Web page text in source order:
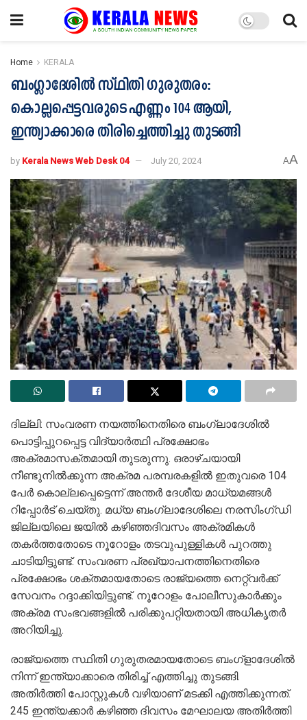
Home KERALA
ബംഗ്ലാദേശിൽ സ്ഥിതി ഗുരുതരം:
കൊല്ലപ്പെട്ടവരുടെ എണ്ണം 104 ആയി,
ഇന്ത്യാക്കാരെ തിരിച്ചെത്തിച്ചു തുടങ്ങി
by Kerala News Web Desk 04 July 20, 2024 AA
ദില്ലി: സംവരണ നയത്തിനെതിരെ ബംഗ്ലാദേശിൽ
പൊട്ടിപ്പുറപ്പെട്ട വിദ്യാര്‍ത്ഥി പ്രക്ഷോഭം
അക്രമാസക്തമായി തുടരുന്നു. ഒരാഴ്ചയായി
നീണ്ടുനിൽക്കുന്ന അക്രമ പരമ്പരകളിൽ ഇതുവരെ 104
പേർ കൊല്ലപ്പെട്ടെന്ന് അന്തർ ദേശീയ മാധ്യമങ്ങൾ
റിപ്പോർട് ചെയ്തു. മധ്യ ബംഗ്ലാദേശിലെ നരസിംഗ്ഡി
ജില്ലയിലെ ജയിൽ കഴിഞ്ഞദിവസം അക്രമികൾ
തകർത്തതോടെ നൂറോളം തടവുപുള്ളികൾ പുറത്തു
ചാടിയിട്ടുണ്ട്. സംവരണ പ്രഖ്യാപനത്തിനെതിരെ
പ്രക്ഷോഭം ശക്തമായതോടെ രാജ്യത്തെ നെറ്റ്‌വർക്ക്
സേവനം റദ്ദാക്കിയിട്ടുണ്ട്. നൂറോളം പോലീസുകാർക്കും
അക്രമ സംഭവങ്ങളിൽ പരിക്കുപറ്റിയതായി അധികൃതർ
അറിയിച്ചു.
രാജ്യത്തെ സ്ഥിതി ഗുരുതരമായതോടെ ബംഗ്ളാദേശിൽ
നിന്ന് ഇന്ത്യാക്കാരെ തിരിച്ച് എത്തിച്ചു തുടങ്ങി.
അതിർത്തി പോസ്റ്റുകൾ വഴിയാണ് മടക്കി എത്തിക്കുന്നത്.
245 ഇന്ത്യക്കാർ കഴിഞ്ഞ ദിവസം മേഘാലയ അതിര്‍ത്തി